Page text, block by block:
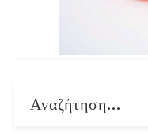
Αναζήτηση...